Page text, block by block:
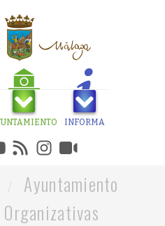
INFORMA
Ayuntamiento
Organizativas